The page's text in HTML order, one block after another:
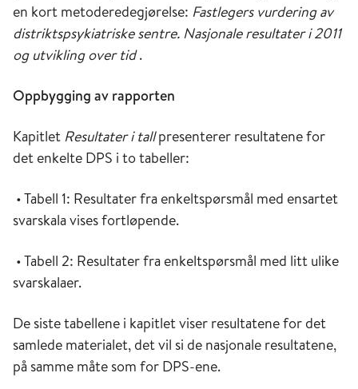
en kort metoderedegjørelse: Fastlegers vurdering av
distriktspsykiatriske sentre. Nasjonale resultater i 2011
og utvikling over tid.
Oppbygging av rapporten
Kapitlet Resultater i tallpresenterer resultatene for
det enkelte DPS i to tabeller:
• Tabell 1: Resultater fra enkeltspørsmål med ensartet
svarskala vises fortløpende.
• Tabell 2: Resultater fra enkeltspørsmål med litt ulike
svarskalaer.
De siste tabellene i kapitlet viser resultatene for det
samlede materialet, det vil si de nasjonale resultatene,
på samme måte som for DPS-ene.